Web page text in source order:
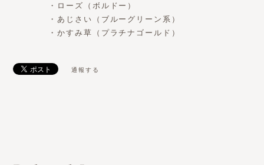
・ローズ（ボルドー）
・あじさい（ブルーグリーン系）
・かすみ草（プラチナゴールド）
通報する